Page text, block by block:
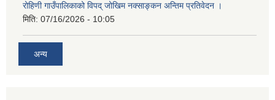
रोहिणी गाउँपालिकाको विपद् जोखिम नक्साङ्कन अन्तिम प्रतिवेदन ।
मिति: 07/16/2026 - 10:05
अन्य